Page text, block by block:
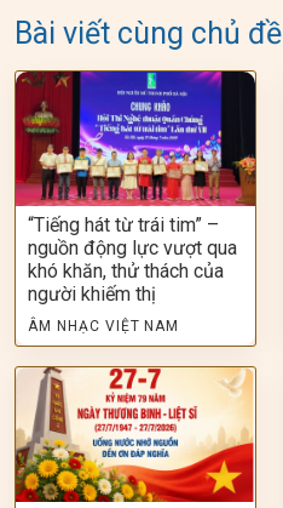
Bài viết cùng chủ đề
“Tiếng hát từ trái tim” –
nguồn động lực vượt qua
khó khăn, thử thách của
người khiếm thị
ÂM NHẠC VIỆT NAM